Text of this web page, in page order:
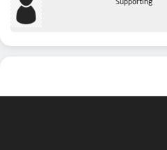
Supporting